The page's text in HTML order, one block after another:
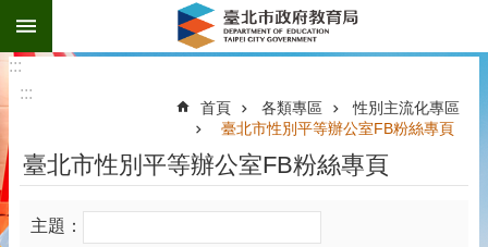
跳到主要內容區塊
:::
:::
首頁 各類專區
性別主流化專區
臺北市性別平等辦公室FB粉絲專頁
臺北市性別平等辦公室FB粉絲專頁
主題：